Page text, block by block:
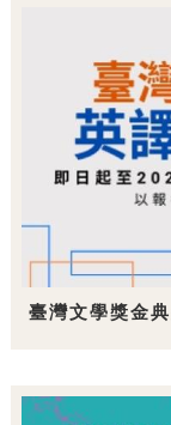
臺灣文學獎金